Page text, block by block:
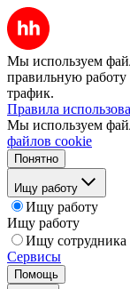
Мы используем
правильную работу
трафик.
Правила
Мы используем
файлов cookie
Понятно
Ищу работу
Ищу работу
Ищу работу
Ищу сотрудника
Сервисы
Помощь